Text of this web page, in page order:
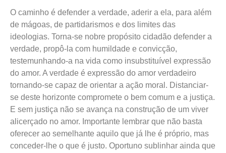
O caminho é defender a verdade, aderir a ela, para além
de mágoas, de partidarismos e dos limites das
ideologias. Torna-se nobre propósito cidadão defender a
verdade, propô-la com humildade e convicção,
testemunhando-a na vida como insubstituível expressão
do amor. A verdade é expressão do amor verdadeiro
tornando-se capaz de orientar a ação moral. Distanciar-
se deste horizonte compromete o bem comum e a justiça.
E sem justiça não se avança na construção de um viver
alicerçado no amor. Importante lembrar que não basta
oferecer ao semelhante aquilo que já lhe é próprio, mas
conceder-lhe o que é justo. Oportuno sublinhar ainda que